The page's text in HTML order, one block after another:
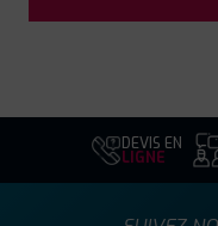
DEVIS EN
LIGNE